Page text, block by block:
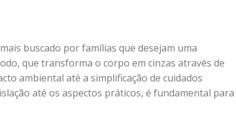
buscado por famílias que desejam uma
que transforma o corpo em cinzas através de
ambiental até a simplificação de cuidados
até os aspectos práticos, é fundamental para